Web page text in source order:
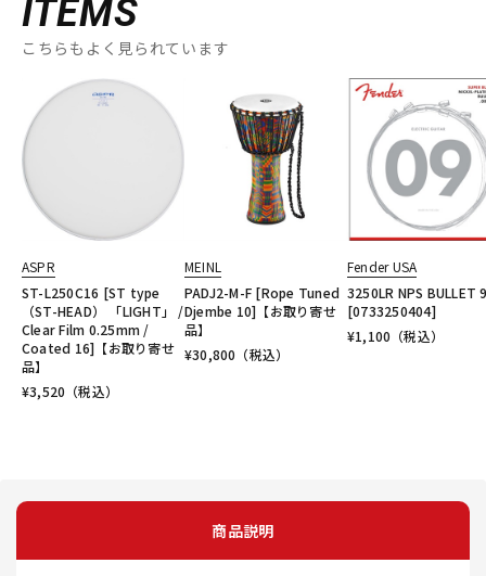
ITEMS
こちらもよく見られています
ASPR
ST-L250C16 [ST type
（ST-HEAD） 「LIGHT」 /
Clear Film 0.25mm /
Coated 16]【お取り寄せ
品】
¥3,520 （税込）
MEINL
PADJ2-M-F [Rope Tuned
Djembe 10]【お取り寄せ
品】
¥30,800 （税込）
Fender USA
3250LR NPS BULLET
[0733250404]
¥1,100 （税込）
商品説明